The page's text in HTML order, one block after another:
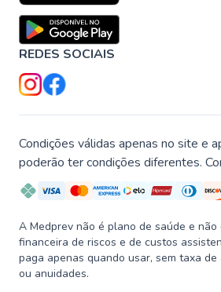
REDES SOCIAIS
Condições válidas apenas no site e
poderão ter condições diferentes.
A Medprev não é plano de saúde e
financeira de riscos e de custos
paga apenas quando usar, sem taxa
ou anuidades.